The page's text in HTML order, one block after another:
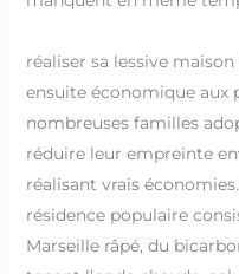
réaliser sa lessive
ensuite économique aux
nombreuses familles
réduire leur empreinte
réalisant vrais
résidence populaire
Marseille râpé, du